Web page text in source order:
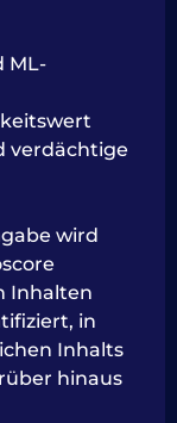
ML-
verdächtige
wird
Inhalten
in
Inhalts
hinaus